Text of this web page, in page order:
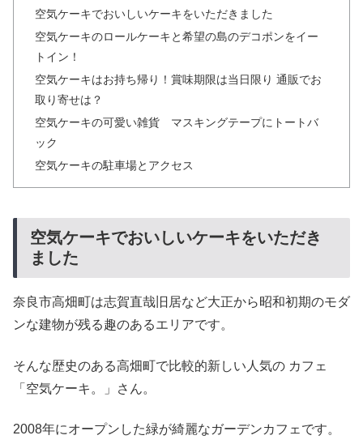
空気ケーキでおいしいケーキをいただきました
空気ケーキのロールケーキと希望の島のデコポンをイー
トイン！
空気ケーキはお持ち帰り！賞味期限は当日限り 通販でお
取り寄せは？
空気ケーキの可愛い雑貨 マスキングテープにトートバ
ック
空気ケーキの駐車場とアクセス
空気ケーキでおいしいケーキをいただき
ました
奈良市高畑町は志賀直哉旧居など大正から昭和初期のモダ
ンな建物が残る趣のあるエリアです。
そんな歴史のある高畑町で比較的新しい人気の カフェ
「空気ケーキ。」さん。
2008年にオープンした緑が綺麗なガーデンカフェです。